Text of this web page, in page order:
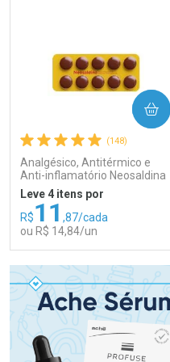
(148)
Analgésico, Antitérmico e
Anti-inflamatório Neosaldina
30mg + 300mg + 30mg 10
Drágeas
Leve 4 itens por
R$11 ,87/cada
ou R$ 14,84/un
COMPRAR
Laboratório
Por Menos